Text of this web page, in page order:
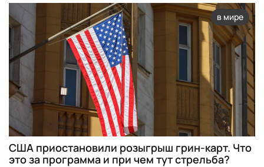
в мире
США приостановили розыгрыш грин-карт. Что
это за программа и при чем тут стрельба?